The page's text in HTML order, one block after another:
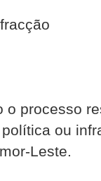
o processo
ou
Leste.